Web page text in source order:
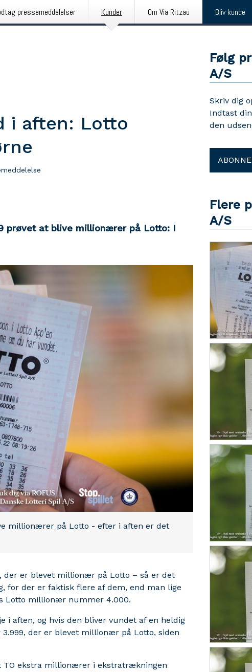
pressemeddelelser Kunder Om Via Ritzau Bliv kunde
i aften: Lotto
prøvet at blive millionærer på Lotto: I
millionærer på Lotto - efter i aften er det
der er blevet millionær på Lotto – så er det
for der er faktisk flere af dem, end man lige
Lotto millionær nummer 4.000.
aften, og hvis den bliver vundet af en heldig
der er blevet millionær på Lotto, siden
ekstra millionærer i ekstratrækningen
Følg
A/S
Skriv dig
Indtast
den
Flere
A/S